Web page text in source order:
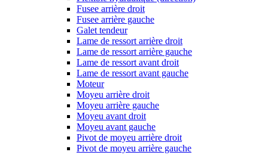
Fusee arrière droit
Fusee arrière gauche
Galet tendeur
Lame de ressort arrière droit
Lame de ressort arrière gauche
Lame de ressort avant droit
Lame de ressort avant gauche
Moteur
Moyeu arrière droit
Moyeu arrière gauche
Moyeu avant droit
Moyeu avant gauche
Pivot de moyeu arrière droit
Pivot de moyeu arrière gauche